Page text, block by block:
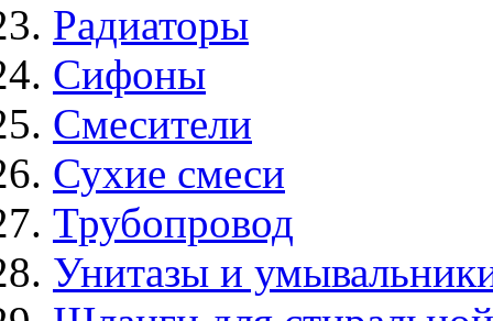
Радиаторы
Сифоны
Смесители
Сухие смеси
Трубопровод
Унитазы и